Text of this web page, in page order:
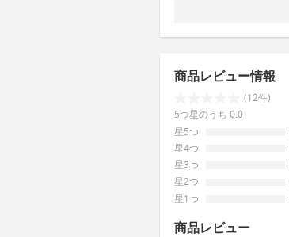
商品レビュー情報
(12件)
5つ星のうち 0.0
星5つ
星4つ
星3つ
星2つ
星1つ
商品レビュー